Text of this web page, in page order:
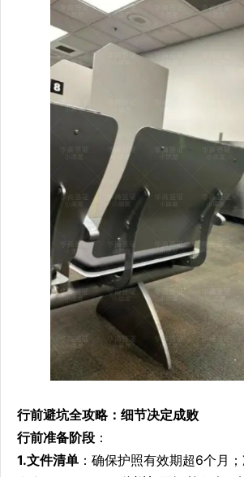
行前避坑全攻略：细节决定成败
行前准备阶段 ：
1.文件清单 ：确保护照有效期超6个月